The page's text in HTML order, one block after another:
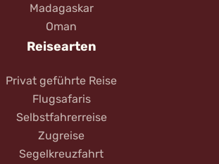
Madagaskar
Oman
Reisearten
Privat geführte Reise
Flugsafaris
Selbstfahrerreise
Zugreise
Segelkreuzfahrt